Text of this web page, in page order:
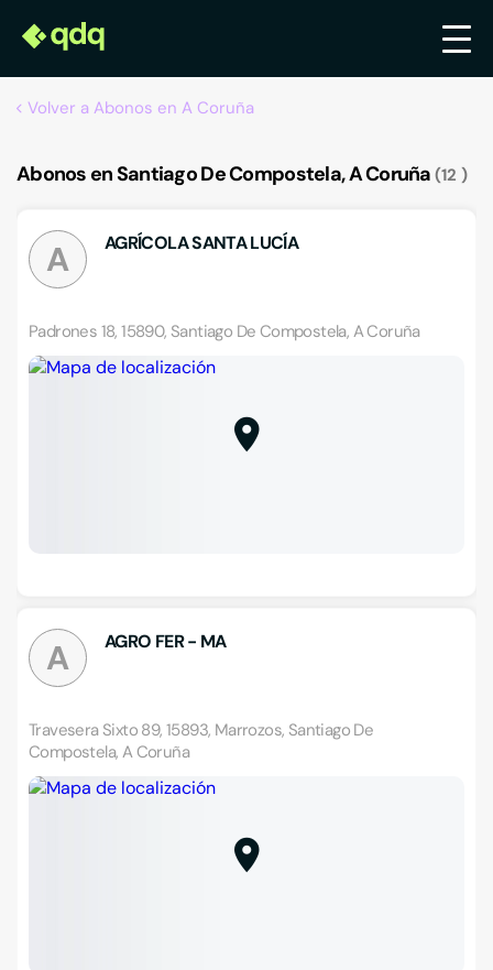
Volver a Abonos en A Coruña
Abonos en Santiago De Compostela, A Coruña 12
A AGRÍCOLA SANTA LUCÍA
Padrones 18, 15890, Santiago De Compostela, A Coruña
A AGRO FER - MA
Travesera Sixto 89, 15893, Marrozos, Santiago De
Compostela, A Coruña